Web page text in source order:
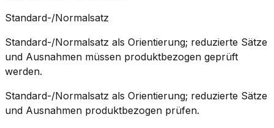
Standard-/Normalsatz
Standard-/Normalsatz als Orientierung; reduzierte Sätze
und Ausnahmen müssen produktbezogen geprüft
werden.
Standard-/Normalsatz als Orientierung; reduzierte Sätze
und Ausnahmen produktbezogen prüfen.